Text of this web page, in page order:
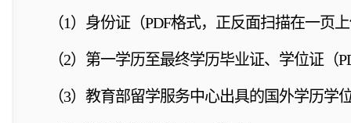
（1）身份证（PDF格式，正反面扫描在一页
（2）第一学历至最终学历毕业证、学位证（
（3）教育部留学服务中心出具的国外学历学